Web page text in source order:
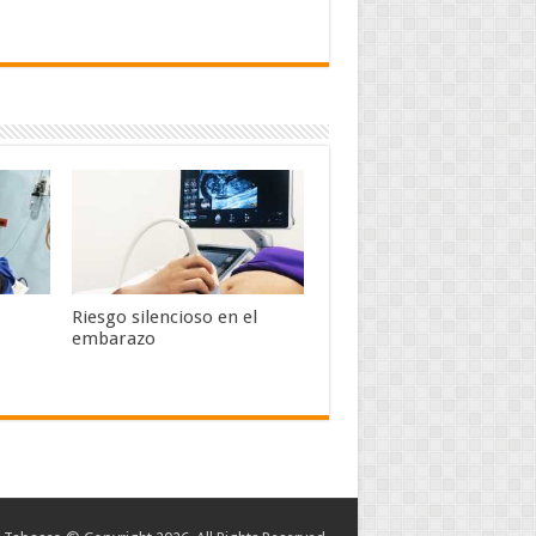
Riesgo silencioso en el
embarazo